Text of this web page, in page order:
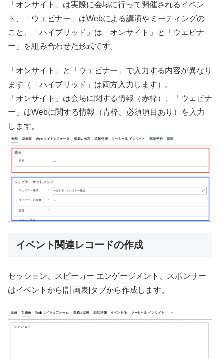
「オンサイト」は実際に会場に行って開催されるイベン
ト、「ウェビナー」はWebによる講演やミーティングの
こと、「ハイブリッド」は「オンサイト」と「ウェビナ
ー」を組み合わせた形式です。
「オンサイト」と「ウェビナー」で入力する内容が異なり
ます（「ハイブリッド」は両方入力します）。
「オンサイト」は会場に関する情報（赤枠）、「ウェビナ
ー」はWebに関する情報（青枠、必須項目あり）を入力
します。
イベント関連レコードの作成
セッション、スピーカー エンゲージメント、スポンサー
はイベントから[計画表]タブから作成します。